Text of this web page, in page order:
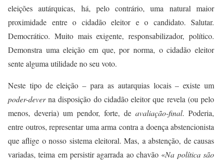
eleições autárquicas, há, pelo contrário, uma natural maior
proximidade entre o cidadão eleitor e o candidato. Salutar.
Democrático. Muito mais exigente, responsabilizador, político.
Demonstra uma eleição em que, por norma, o cidadão eleitor
sente alguma utilidade no seu voto.
Neste tipo de eleição – para as autarquias locais – existe um
poder-deverna disposição do cidadão eleitor que revela (ou pelo
menos, deveria) um pendor, forte, de avaliação-final. Poderia,
entre outros, representar uma arma contra a doença abstencionista
que aflige o nosso sistema eleitoral. Mas, a abstenção, de causas
variadas, teima em persistir agarrada ao chavão «Na política são